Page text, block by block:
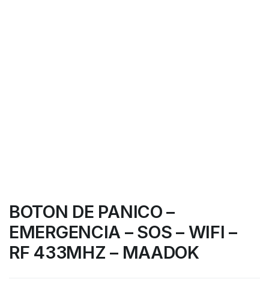
BOTON DE PANICO –
EMERGENCIA – SOS – WIFI –
RF 433MHZ – MAADOK